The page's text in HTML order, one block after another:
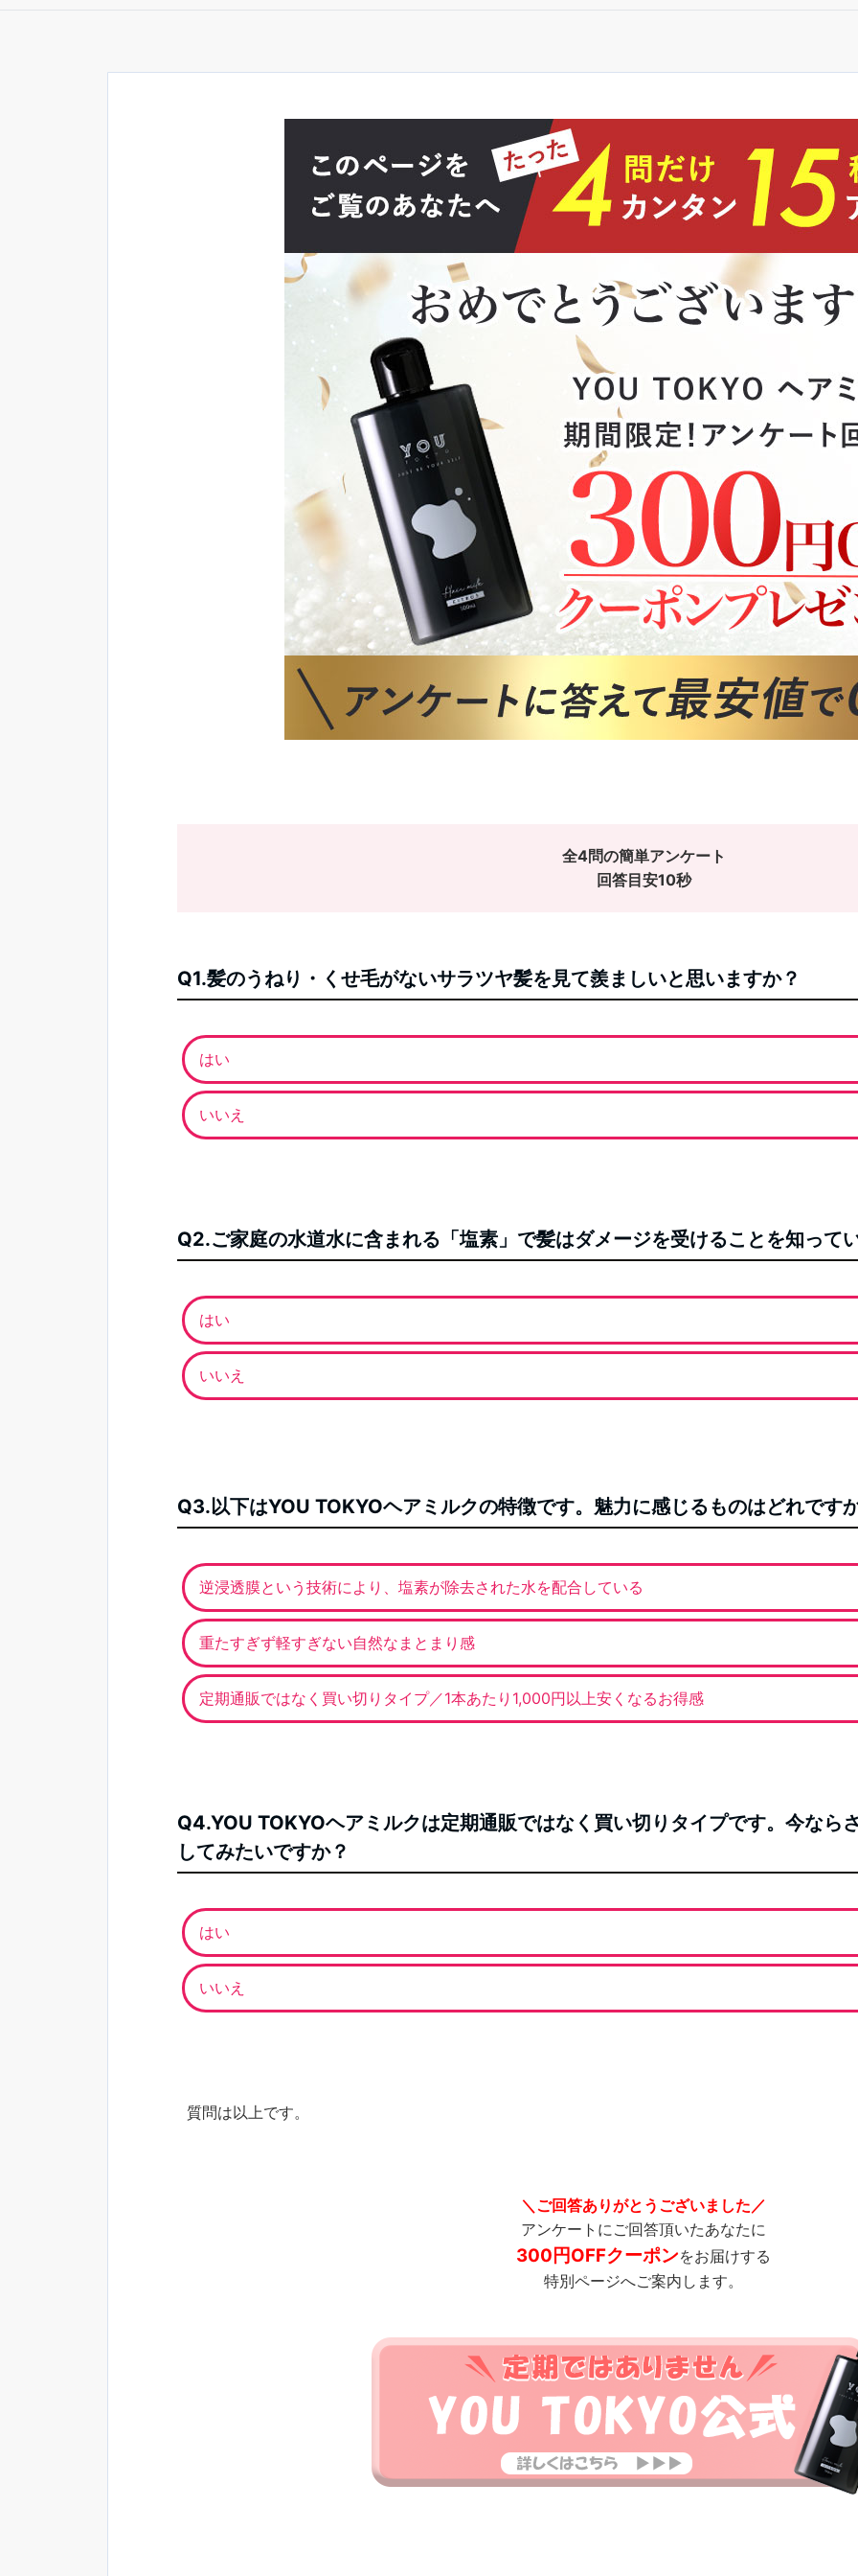
全4問の簡単アンケート
回答目安10秒
Q1.髪のうねり・くせ毛がないサラツヤ髪を見て羨ましいと思いますか？
はい
いいえ
Q2.ご家庭の水道水に含まれる「塩素」で髪はダメージを受けることを知って
はい
いいえ
Q3.以下はYOU TOKYOヘアミルクの特徴です。魅力に感じるものはどれです
逆浸透膜という技術により、塩素が除去された水を配合している
重たすぎず軽すぎない自然なまとまり感
定期通販ではなく買い切りタイプ／1本あたり1,000円以上安くなるお得感
Q4.YOU TOKYOヘアミルクは定期通販ではなく買い切りタイプです。今なら
してみたいですか？
はい
いいえ
質問は以上です。
＼ご回答ありがとうございました／
アンケートにご回答頂いたあなたに
300円OFFクーポンをお届けする
特別ページへご案内します。